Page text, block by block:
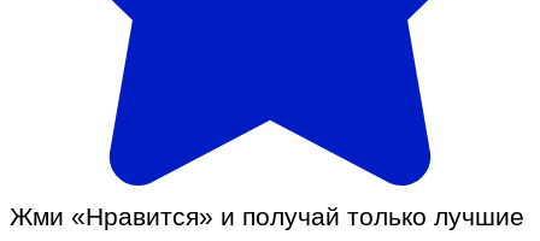
Жми «Нравится» и получай только лучшие